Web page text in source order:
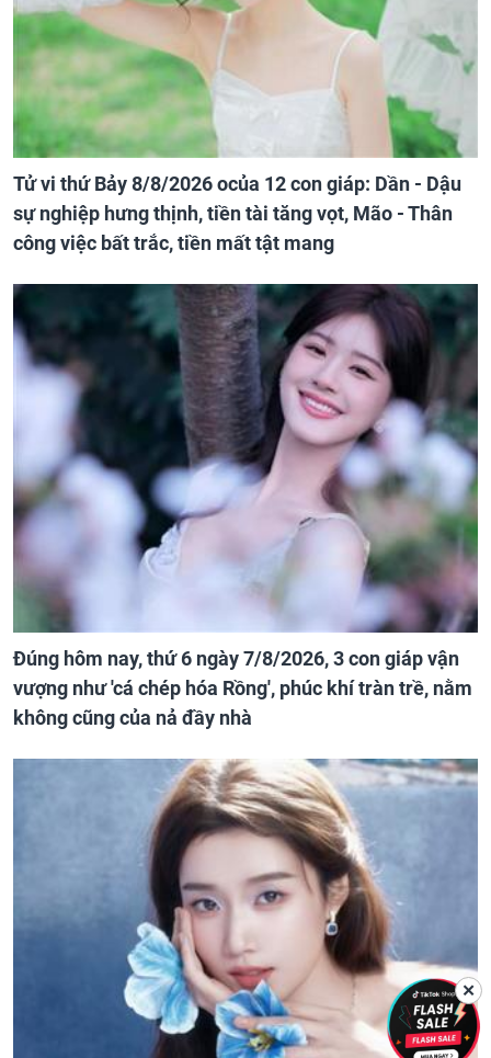
Tử vi thứ Bảy 8/8/2026 ocủa 12 con giáp: Dần - Dậu
sự nghiệp hưng thịnh, tiền tài tăng vọt, Mão - Thân
công việc bất trắc, tiền mất tật mang
Đúng hôm nay, thứ 6 ngày 7/8/2026, 3 con giáp vận
vượng như 'cá chép hóa Rồng', phúc khí tràn trề, nằm
không cũng của nả đầy nhà
✕